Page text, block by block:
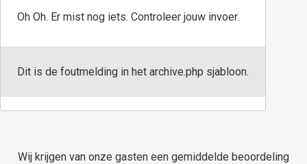
Oh Oh. Er mist nog iets. Controleer jouw invoer.
Dit is de foutmelding in het archive.php sjabloon.
Wij krijgen van onze gasten een gemiddelde beoordeling